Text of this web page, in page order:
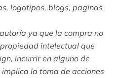
logotipos, blogs, paginas
ya que la compra no
intelectual que
incurrir en alguno de
la toma de acciones